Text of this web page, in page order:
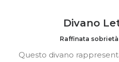
Divano
Raffinata
Questo divano